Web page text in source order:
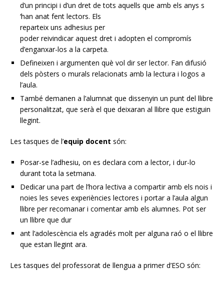
d’un principi i d’un dret de tots aquells que amb els anys s
‘han anat fent lectors. Els
reparteix uns adhesius per
poder reivindicar aquest dret i adopten el compromís
d’enganxar-los a la carpeta.
Defineixen i argumenten què vol dir ser lector. Fan difusió
dels pòsters o murals relacionats amb la lectura i logos a
l’aula.
També demanen a l’alumnat que dissenyin un punt del llibre
personalitzat, que serà el que deixaran al llibre que estiguin
llegint.
Les tasques de l’equip docent són:
Posar-se l’adhesiu, on es declara com a lector, i dur-lo
durant tota la setmana.
Dedicar una part de l’hora lectiva a compartir amb els nois i
noies les seves experiències lectores i portar a l’aula algun
llibre per recomanar i comentar amb els alumnes. Pot ser
un llibre que dur
ant l’adolescència els agradés molt per alguna raó o el llibre
que estan llegint ara.
Les tasques del professorat de llengua a primer d’ESO són: